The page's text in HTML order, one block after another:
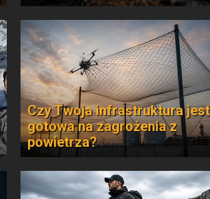
Czy Twoja infrastruktura jest
gotowa na zagrożenia z
powietrza?